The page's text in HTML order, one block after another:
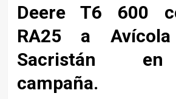
Deere T6 600
RA25 a Avícola
Sacristán
campaña.